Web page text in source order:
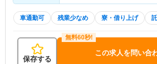
車通勤可 残業少なめ 寮・借り上げ
保存する
この求人を問い合